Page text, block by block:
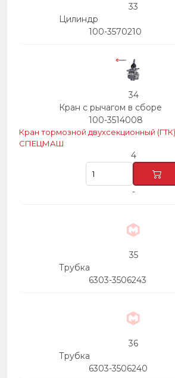
33
Цилиндр
100-3570210
34
Кран с рычагом в сборе
100-3514008
Кран тормозной двухсекционный (ГТК)
СПЕЦМАШ
4
-
35
Трубка
6303-3506243
36
Трубка
6303-3506240